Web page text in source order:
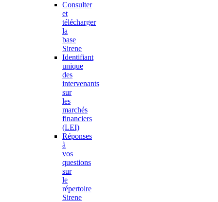
Consulter
et
télécharger
la
base
Sirene
Identifiant
unique
des
intervenants
sur
les
marchés
financiers
(LEI)
Réponses
à
vos
questions
sur
le
répertoire
Sirene